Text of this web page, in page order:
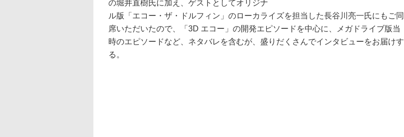
の堀井直樹氏に加え、ゲストとしてオリジナ
ル版「エコー・ザ・ドルフィン」のローカライズを担当した長谷川亮一氏にもご同
席いただいたので、「3D エコー」の開発エピソードを中心に、メガドライブ版当
時のエピソードなど、ネタバレを含むが、盛りだくさんでインタビューをお届けす
る。